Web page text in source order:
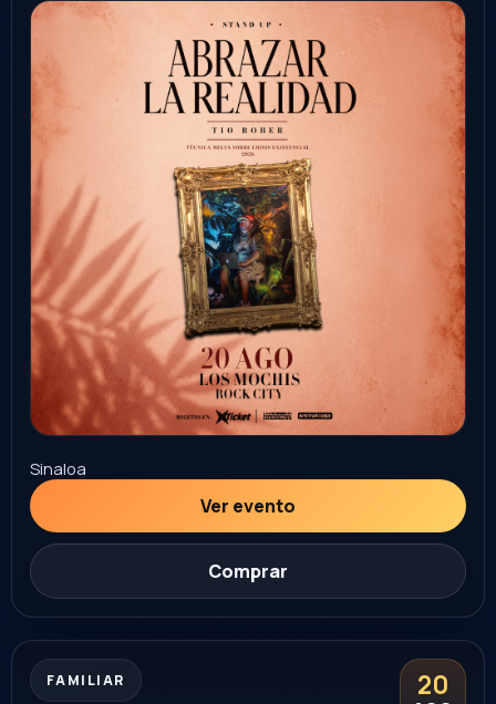
HermosilloAuditorio INAM Hermosillo
Sonora
Ver evento